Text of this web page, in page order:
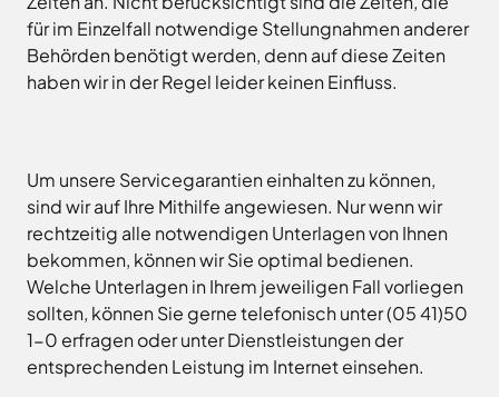
für im Einzelfall notwendige Stellungnahmen anderer
Behörden benötigt werden, denn auf diese Zeiten
haben wir in der Regel leider keinen Einfluss.
Um unsere Servicegarantien einhalten zu können,
sind wir auf Ihre Mithilfe angewiesen. Nur wenn wir
rechtzeitig alle notwendigen Unterlagen von Ihnen
bekommen, können wir Sie optimal bedienen.
Welche Unterlagen in Ihrem jeweiligen Fall vorliegen
sollten, können Sie gerne telefonisch unter (05 41)50
1-0 erfragen oder unter Dienstleistungen der
entsprechenden Leistung im Internet einsehen.
Niedersächsische
Landgesellschaft
Osnabrücker
Planungsgesellschaft
Nahverkehr
Osnabrück
Stiftung
Lauter
Tourismusgesellschaft
Osnabrücker
Land
GmbH
-
12.00
Uhr
Außenstellen
der
Kreisverwaltung
Karte
aufrufen
Bad
Essen
Bad
Iburg
Rothenfelde
Belm
Bersenbrück
Bissendorf
Bohmte
Bramsche
Dissen